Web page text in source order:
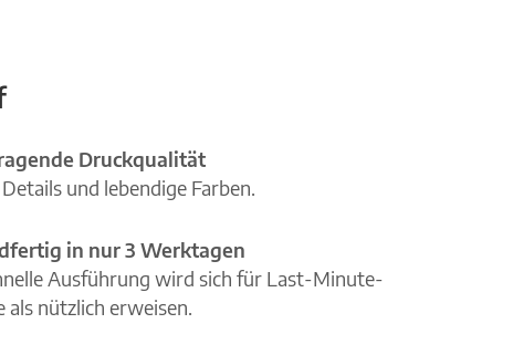
Druckqualität
und lebendige Farben.
in nur 3 Werktagen
Ausführung wird sich für Last-Minute-
als nützlich erweisen.